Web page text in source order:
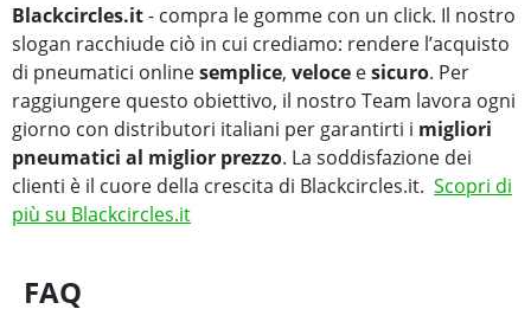
Blackcircles.it- compra le gomme con un click. Il nostro
slogan racchiude ciò in cui crediamo: rendere l’acquisto
di pneumatici onlinesemplice, veloce esicuro. Per
raggiungere questo obiettivo, il nostro Team lavora ogni
giorno con distributori italiani per garantirti i migliori
pneumatici al miglior prezzo. La soddisfazione dei
clienti è il cuore della crescita di Blackcircles.it. Scopri di
più su Blackcircles.it
FAQ